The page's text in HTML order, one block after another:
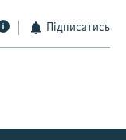
Підписатись